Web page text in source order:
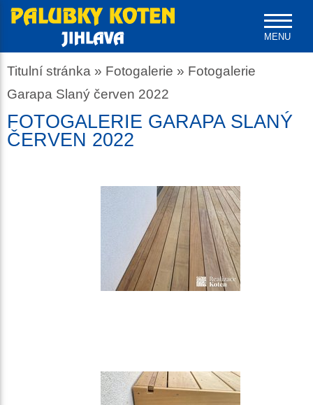
MENU
Titulní stránka » Fotogalerie » Fotogalerie
Garapa Slaný červen 2022
FOTOGALERIE GARAPA SLANÝ
ČERVEN 2022